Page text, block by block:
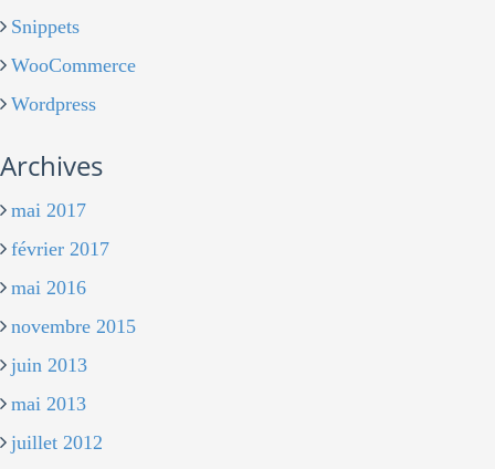
Snippets
WooCommerce
Wordpress
Archives
mai 2017
février 2017
mai 2016
novembre 2015
juin 2013
mai 2013
juillet 2012